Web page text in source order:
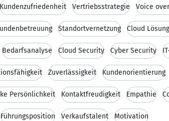
Kundenzufriedenheit Vertriebsstrategie Voice
Standortvernetzung Cloud
Bedarfsanalyse Cloud Security Cyber Security
Zuverlässigkeit Kundenorientierung
Persönlichkeit Kontaktfreudigkeit Empathie
Führungsposition Verkaufstalent Motivation